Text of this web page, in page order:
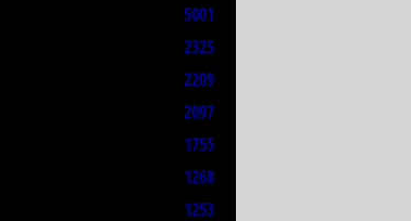
5001
2325
2209
2097
1755
1268
1253